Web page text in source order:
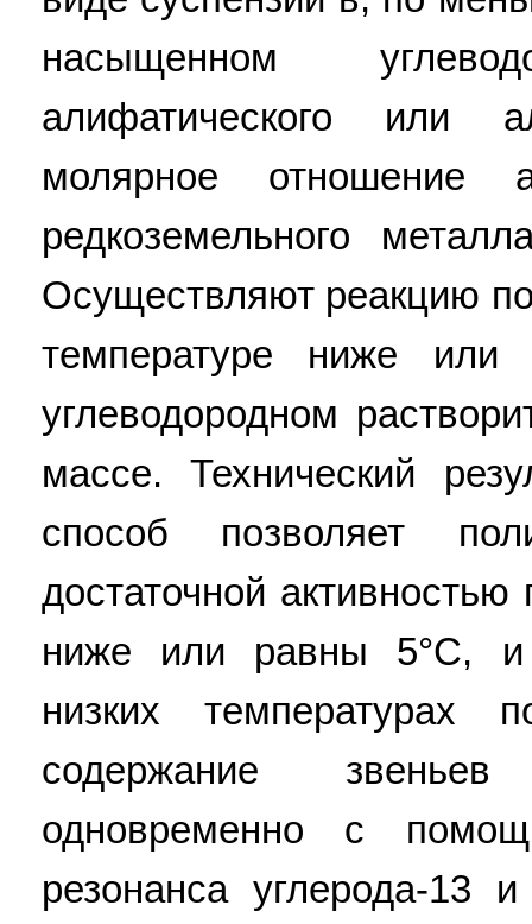
насыщенном
алифатического или
молярное отношение
редкоземельного
Осуществляют реакцию
температуре ниже
углеводородном
массе. Технический
способ позволяет
достаточной
ниже или равны 5°С, и
низких температурах
содержание
одновременно с
резонанса углерода-13